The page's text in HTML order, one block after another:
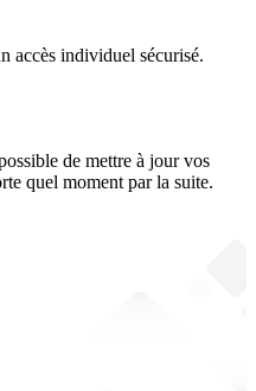
accès individuel sécurisé.
de mettre à jour vos
quel moment par la suite.